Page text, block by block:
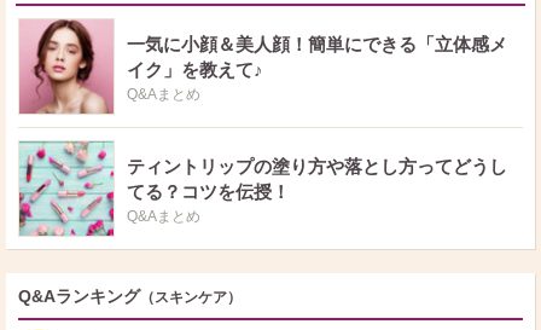
一気に小顔＆美人顔！簡単にできる「立体感メ
イク」を教えて♪
Q&Aまとめ
ティントリップの塗り方や落とし方ってどうし
てる？コツを伝授！
Q&Aまとめ
Q&Aランキング （スキンケア）